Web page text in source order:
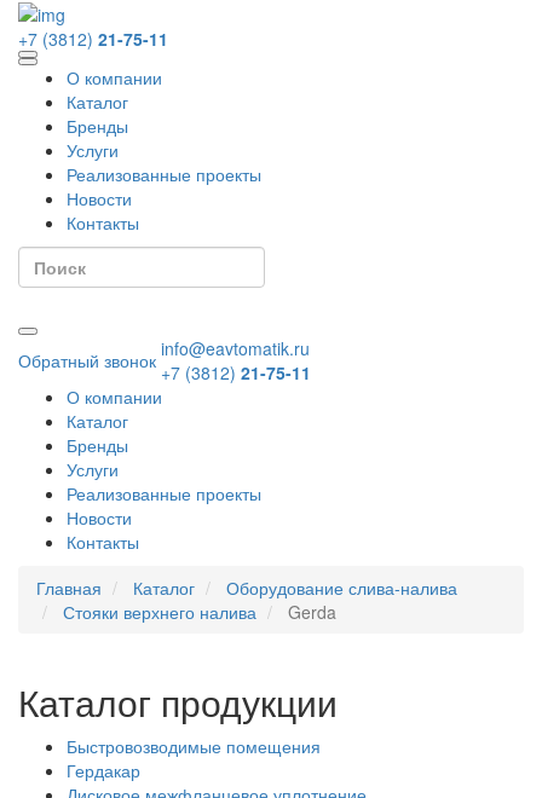
+7 (3812) 21-75-11
О компании
Каталог
Бренды
Услуги
Реализованные проекты
Новости
Контакты
Обратный звонок info@eavtomatik.ru
+7 (3812) 21-75-11
О компании
Каталог
Бренды
Услуги
Реализованные проекты
Новости
Контакты
Главная
Каталог
Оборудование слива-налива
Стояки верхнего налива
Gerda
Каталог продукции
Быстровозводимые помещения
Гердакар